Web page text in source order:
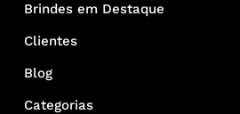
Brindes em Destaque
Clientes
Blog
Categorias